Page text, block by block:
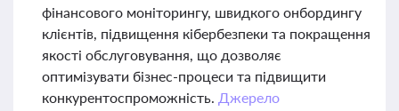
фінансового моніторингу, швидкого онбордингу
клієнтів, підвищення кібербезпеки та покращення
якості обслуговування, що дозволяє
оптимізувати бізнес-процеси та підвищити
конкурентоспроможність. Джерело